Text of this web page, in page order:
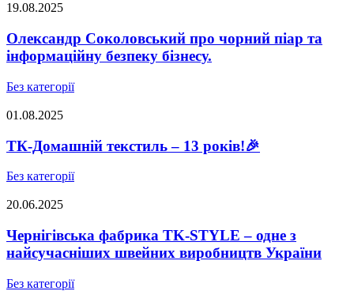
19.08.2025
Олександр Соколовський про чорний піар та
інформаційну безпеку бізнесу.
Без категорії
01.08.2025
ТК-Домашній текстиль – 13 років!🎉
Без категорії
20.06.2025
Чернігівська фабрика TK-STYLE – одне з
найсучасніших швейних виробництв України
Без категорії